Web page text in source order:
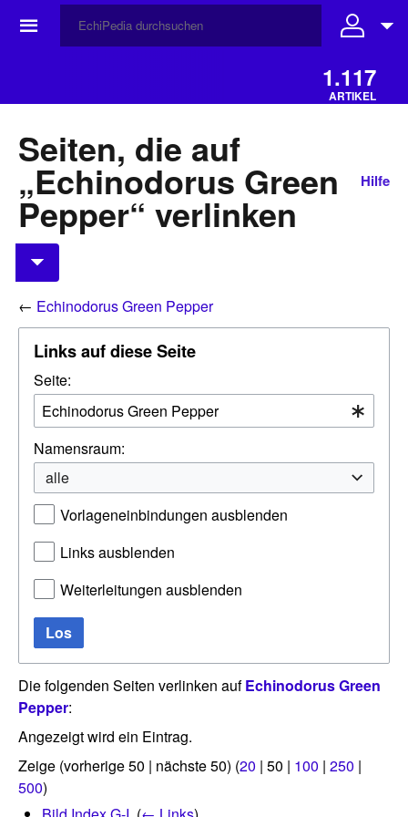
☰
1.117
ARTIKEL
Seiten, die auf
„Echinodorus Green
Pepper“ verlinken
Hilfe
← Echinodorus Green Pepper
Links auf diese Seite
Seite:
Namensraum:
alle
Vorlageneinbindungen ausblenden
Links ausblenden
Weiterleitungen ausblenden
Los
Die folgenden Seiten verlinken aufEchinodorus Green
Pepper:
Angezeigt wird ein Eintrag.
Zeige (vorherige 50 | nächste 50) (20 | 50 | 100 | 250 |
500)